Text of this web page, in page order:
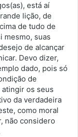
está aí
lição, de
de tudo de
mesmo, suas
de alcançar
Devo dizer,
dado, pois só
de
os seus
da verdadeira
como moral
não considero